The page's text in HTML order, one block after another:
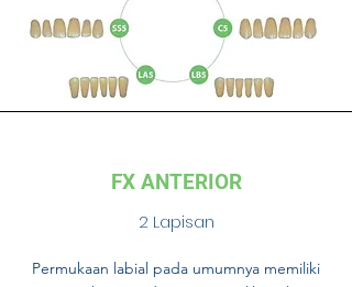
FX ANTERIOR
2 Lapisan
Permukaan labial pada umumnya memiliki